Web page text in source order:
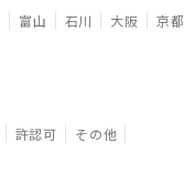
富山 石川 大阪 京都
許認可 その他